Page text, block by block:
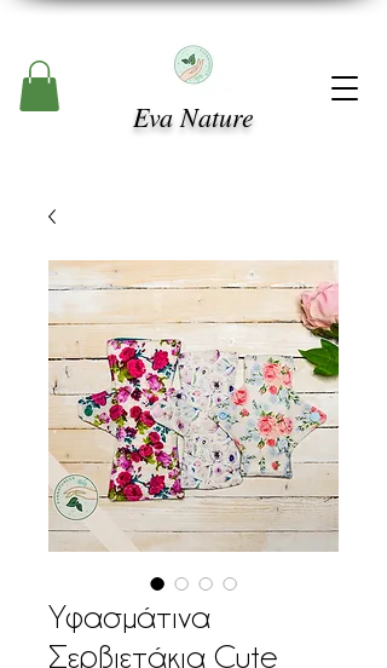
Eva Nature
Υφασμάτινα
Σερβιετάκια Cute